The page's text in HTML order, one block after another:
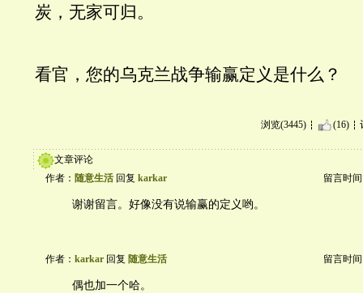
炭，无家可归。
看官，您的乌克兰战争输赢定义是什么？
浏览(3445) (16)
文章评论
作者： 随意生活 回复 karkar 留言时间
谢谢留言。好像没有说输赢的定义哟。
作者： karkar 回复 随意生活 留言时间
偶也加一个哈。